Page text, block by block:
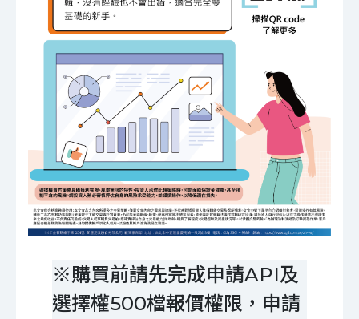
※購買前請先完成申請API及
選擇權500檔報價權限，申請